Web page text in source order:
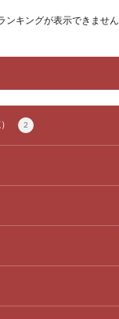
ンキングが表示できません
2